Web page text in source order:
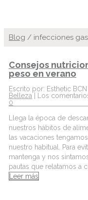
Blog / infecciones
Consejos
peso en verano
Escrito por: Esthetic BCN |
Belleza
Los
0
Llega la época de
nuestros hábitos de
las vacaciones
nuestro habitual. Para
mantenga y nos
pautas que relatamos a
Leer más